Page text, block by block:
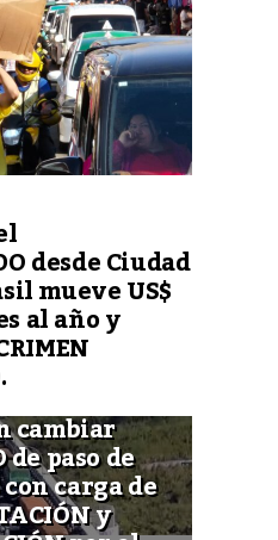
desde Ciudad
mueve US$
al año y
cambiar
de paso de
carga de
y